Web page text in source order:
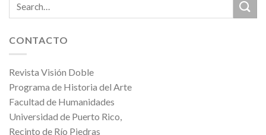
CONTACTO
Revista Visión Doble
Programa de Historia del Arte
Facultad de Humanidades
Universidad de Puerto Rico,
Recinto de Río Piedras